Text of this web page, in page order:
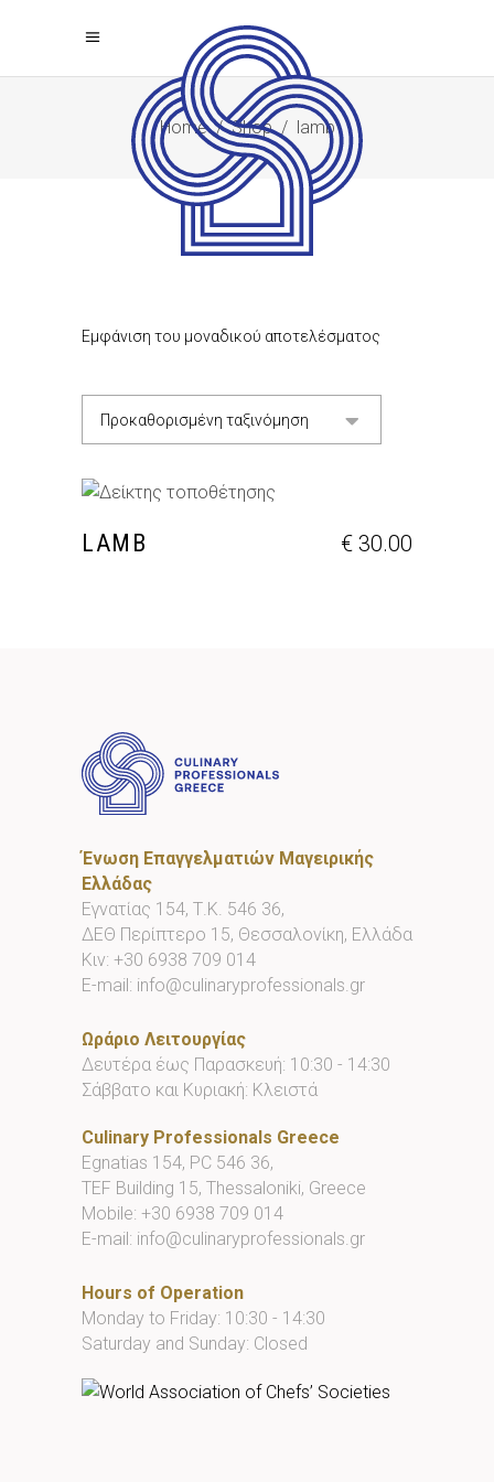
Home/Shop/ lamb
Εμφάνιση του μοναδικού αποτελέσματος
Προκαθορισμένη ταξινόμηση
ΠΡΟΣΘΉΚΗ ΣΤΟ ΚΑΛΆΘΙ
LAMB € 30.00
Ένωση Επαγγελματιών Μαγειρικής
Ελλάδας
Εγνατίας 154, Τ.Κ. 546 36,
ΔΕΘ Περίπτερο 15, Θεσσαλονίκη, Ελλάδα
Κιν: +30 6938 709 014
E-mail: info@culinaryprofessionals.gr
Ωράριο Λειτουργίας
Δευτέρα έως Παρασκευή: 10:30 - 14:30
Σάββατο και Κυριακή: Κλειστά
Culinary Professionals Greece
Egnatias 154, PC 546 36,
TEF Building 15, Thessaloniki, Greece
Mobile: +30 6938 709 014
E-mail: info@culinaryprofessionals.gr
Hours of Operation
Monday to Friday: 10:30 - 14:30
Saturday and Sunday: Closed